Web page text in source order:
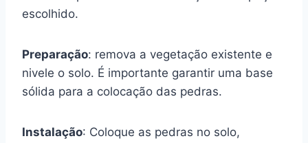
escolhido.
Preparação: remova a vegetação existente e
nivele o solo. É importante garantir uma base
sólida para a colocação das pedras.
Instalação: Coloque as pedras no solo,